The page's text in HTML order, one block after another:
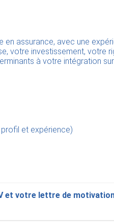
en assurance, avec une
votre investissement, votre
à votre intégration
et expérience)
et votre lettre de